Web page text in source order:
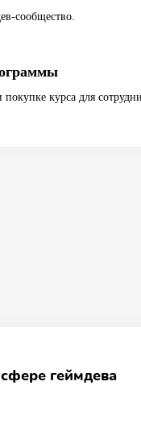
сообщество.
курса для
геймдева